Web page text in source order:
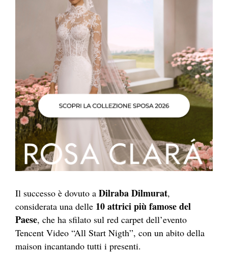
Il successo è dovuto a Dilraba Dilmurat,
considerata una delle 10 attrici più famose del
Paese, che ha sfilato sul red carpet dell’evento
Tencent Video “All Start Nigth”, con un abito della
maison incantando tutti i presenti.